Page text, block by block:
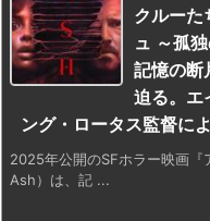
クルーた
ュ ～孤
記憶の断
迫る。エ
ング・ロータス監督に
2025年公開のSFホラー映画『
Ash）は、記 ...